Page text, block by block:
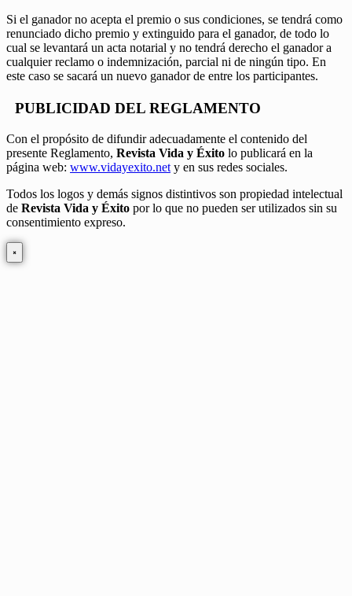
Si el ganador no acepta el premio o sus condiciones, se tendrá como
renunciado dicho premio y extinguido para el ganador, de todo lo
cual se levantará un acta notarial y no tendrá derecho el ganador a
cualquier reclamo o indemnización, parcial ni de ningún tipo. En
este caso se sacará un nuevo ganador de entre los participantes.
PUBLICIDAD DEL REGLAMENTO
Con el propósito de difundir adecuadamente el contenido del
presente Reglamento, Revista Vida y Éxito lo publicará en la
página web: www.vidayexito.net y en sus redes sociales.
Todos los logos y demás signos distintivos son propiedad intelectual
de Revista Vida y Éxito por lo que no pueden ser utilizados sin su
consentimiento expreso.
×